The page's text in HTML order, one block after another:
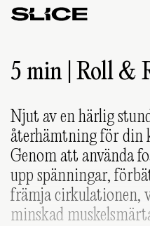
Slice
5 min | Roll &
Njut av en härlig
återhämtning för din
Genom att använda
upp spänningar,
främja cirkulationen,
minskad